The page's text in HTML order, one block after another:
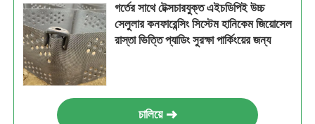
গর্তের সাথে টেক্সচারযুক্ত এইচডিপিই উচ্চ
সেলুলার কনফারেন্সিং সিস্টেম হানিকেম জিয়োসেল
রাস্তা ভিত্তি প্যাডিং সুরক্ষা পার্কিংয়ের জন্য
চালিয়ে